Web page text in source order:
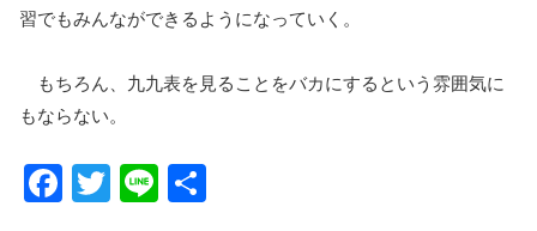
習でもみんなができるようになっていく。
もちろん、九九表を見ることをバカにするという雰囲気に
もならない。
F T Li